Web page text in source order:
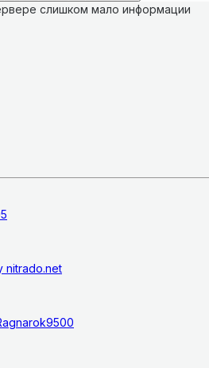
слишком мало информации
nitrado.net